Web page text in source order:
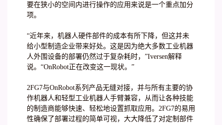
要在狭小的空间内进行操作的应用来说是一个重点加分
项。
“近年来，机器人硬件部件的成本有所下降，但这并未
给小型制造企业带来好处。这是因为绝大多数工业机器
人外围设备的部署仍然过于复杂耗时，”Iversen解释
说。“OnRobot正在改变这一现状。”
2FG7与OnRobot系列产品无缝对接，并与所有主要的协
作机器人和轻型工业机器人手臂兼容，从而让各种技能
的制造商能够快速、轻松地设置抓取应用。2FG7的易用
性确保了部署过程的简单可视，大大降低了对定制部件